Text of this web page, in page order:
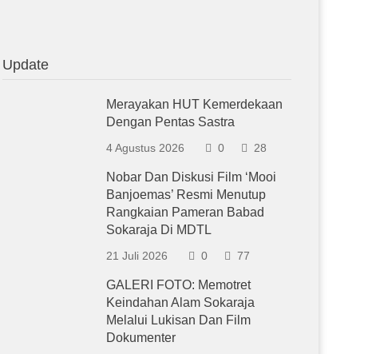
Update
Merayakan HUT Kemerdekaan
Dengan Pentas Sastra
4 Agustus 2026 0 28
Nobar Dan Diskusi Film ‘Mooi
Banjoemas’ Resmi Menutup
Rangkaian Pameran Babad
Sokaraja Di MDTL
21 Juli 2026 0 77
GALERI FOTO: Memotret
Keindahan Alam Sokaraja
Melalui Lukisan Dan Film
Dokumenter